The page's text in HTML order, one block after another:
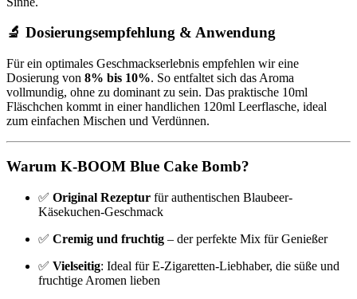
🔬 Dosierungsempfehlung & Anwendung
Für ein optimales Geschmackserlebnis empfehlen wir eine
Dosierung von 8% bis 10%. So entfaltet sich das Aroma
vollmundig, ohne zu dominant zu sein. Das praktische 10ml
Fläschchen kommt in einer handlichen 120ml Leerflasche, ideal
zum einfachen Mischen und Verdünnen.
Warum K-BOOM Blue Cake Bomb?
✅ Original Rezeptur für authentischen Blaubeer-
Käsekuchen-Geschmack
✅ Cremig und fruchtig – der perfekte Mix für Genießer
✅ Vielseitig: Ideal für E-Zigaretten-Liebhaber, die süße und
fruchtige Aromen lieben